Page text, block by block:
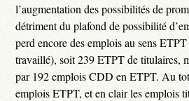
l’augmentation des possibilités de
détriment du plafond de possibilité
perd encore des emplois au sens
travaillé), soit 239 ETPT de titulaires,
par 192 emplois CDD en ETPT. Au
emplois ETPT, et en clair les emplois